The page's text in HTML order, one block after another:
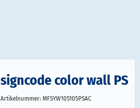
signcode color wall PS
Artikelnummer: MFSYW105105PSAC